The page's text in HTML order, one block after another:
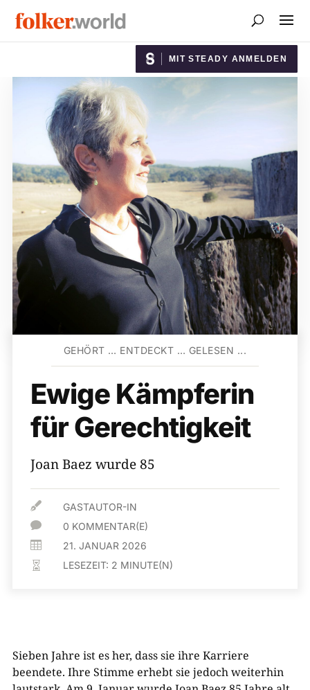
MIT STEADY ANMELDEN
GEHÖRT … ENTDECKT … GELESEN ...
Ewige Kämpferin
für Gerechtigkeit
Joan Baez wurde 85
 GASTAUTOR-IN
 0 KOMMENTAR(E)
 21. JANUAR 2026
 LESEZEIT: 2 MINUTE(N)
Sieben Jahre ist es her, dass sie ihre Karriere
beendete. Ihre Stimme erhebt sie jedoch weiterhin